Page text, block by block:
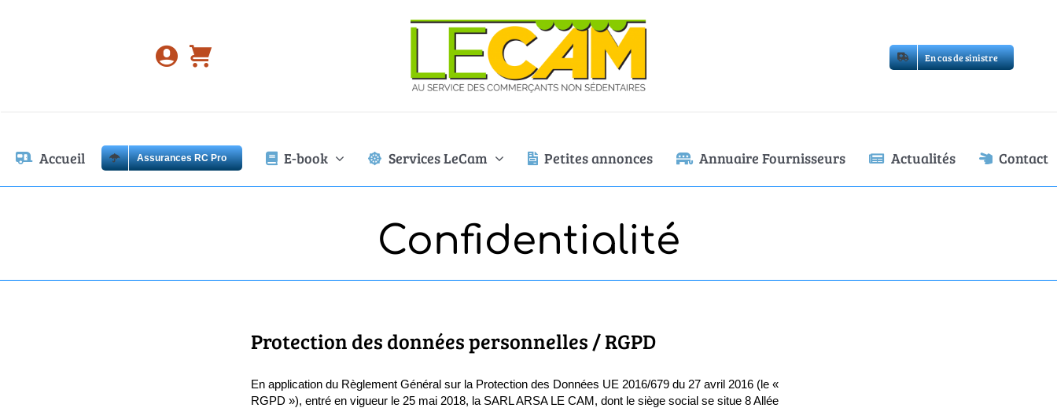
En cas de sinistre
Accueil Assurances RC Pro E-book Services LeCam Petites annonces Annuaire Fournisseurs Actualités Contact
Confidentialité
Protection des données personnelles / RGPD
En application du Règlement Général sur la Protection des Données UE 2016/679 du 27 avril 2016 (le «
RGPD »), entré en vigueur le 25 mai 2018, la SARL ARSA LE CAM, dont le siège social se situe 8 Allée